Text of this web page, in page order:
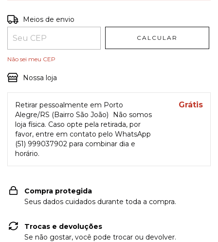
Entregas para o CEP:
Meios de envio
CALCULAR
Não sei meu CEP
Nossa loja
Retirar pessoalmente em Porto
Alegre/RS (Bairro São João)
Não somos
loja física. Caso opte pela retirada, por
favor, entre em contato pelo WhatsApp
(51) 999037902 para combinar dia e
horário.
Grátis
Compra protegida
Seus dados cuidados durante toda a compra.
Trocas e devoluções
Se não gostar, você pode trocar ou devolver.